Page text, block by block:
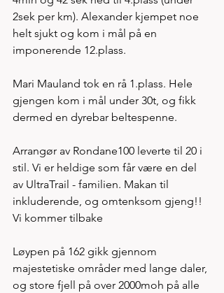
2sek per km). Alexander kjempet noe
helt sjukt og kom i mål på en
imponerende 12.plass.
Mari Mauland tok en rå 1.plass. Hele
gjengen kom i mål under 30t, og fikk
dermed en dyrebar beltespenne.
Arrangør av Rondane100 leverte til 20 i
stil. Vi er heldige som får være en del
av UltraTrail - familien. Makan til
inkluderende, og omtenksom gjeng!!
Vi kommer tilbake
Løypen på 162 gikk gjennom
majestetiske områder med lange daler,
og store fjell på over 2000moh på alle